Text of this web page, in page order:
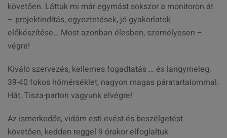
követően. Láttuk mi már egymást sokszor a monitoron át
– projektindítás, egyeztetések, jó gyakorlatok
előkészítése… Most azonban élesben, személyesen –
végre!
Kiváló szervezés, kellemes fogadtatás … és langymeleg,
39-40 fokos hőmérséklet, nagyon magas páratartalommal.
Hát, Tisza-parton vagyunk elvégre!
Az ismerkedős, vidám esti evést és beszélgetést
követően, kedden reggel 9 órakor elfoglaltuk